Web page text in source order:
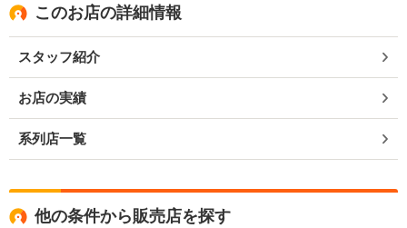
このお店の詳細情報
スタッフ紹介
お店の実績
系列店一覧
他の条件から販売店を探す